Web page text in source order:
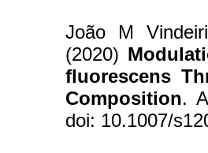
João M
(2020)
fluorescens
Composition.
doi: 10.1007/